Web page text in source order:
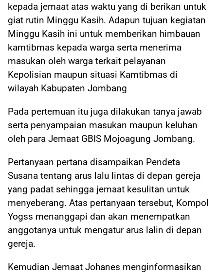
kepada jemaat atas waktu yang di berikan untuk
giat rutin Minggu Kasih. Adapun tujuan kegiatan
Minggu Kasih ini untuk memberikan himbauan
kamtibmas kepada warga serta menerima
masukan oleh warga terkait pelayanan
Kepolisian maupun situasi Kamtibmas di
wilayah Kabupaten Jombang
Pada pertemuan itu juga dilakukan tanya jawab
serta penyampaian masukan maupun keluhan
oleh para Jemaat GBIS Mojoagung Jombang.
Pertanyaan pertana disampaikan Pendeta
Susana tentang arus lalu lintas di depan gereja
yang padat sehingga jemaat kesulitan untuk
menyeberang. Atas pertanyaan tersebut, Kompol
Yogss menanggapi dan akan menempatkan
anggotanya untuk mengatur arus lalin di depan
gereja.
Kemudian Jemaat Johanes menginformasikan